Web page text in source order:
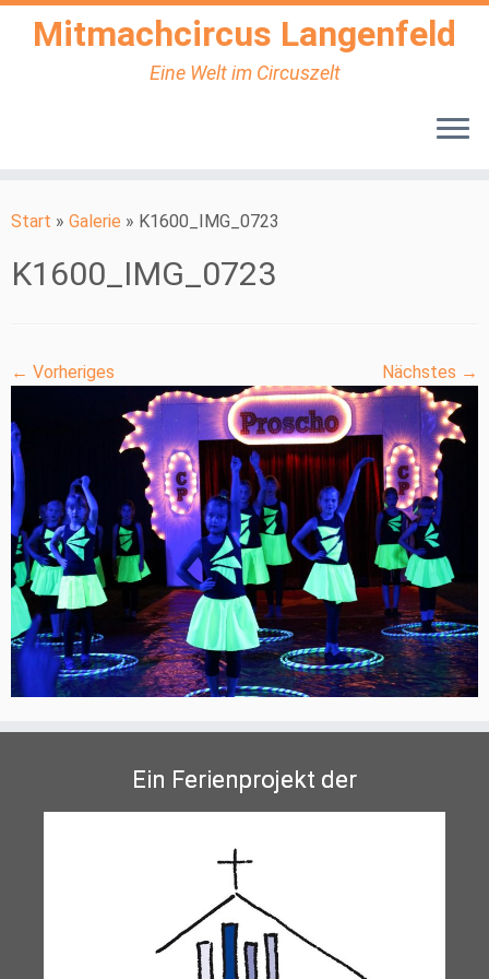
Inhalt
Mitmachcircus Langenfeld
Eine Welt im Circuszelt
Start » Galerie » K1600_IMG_0723
K1600_IMG_0723
← Vorheriges Nächstes →
Ein Ferienprojekt der